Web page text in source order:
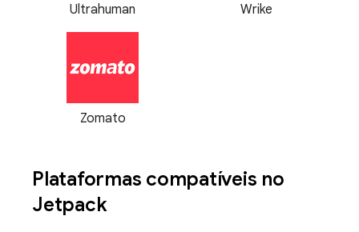
Ultrahuman Wrike
Zomato
Plataformas compatíveis no
Jetpack